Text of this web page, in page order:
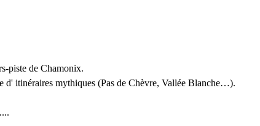
piste de Chamonix.
d' itinéraires mythiques (Pas de Chèvre, Vallée Blanche…).